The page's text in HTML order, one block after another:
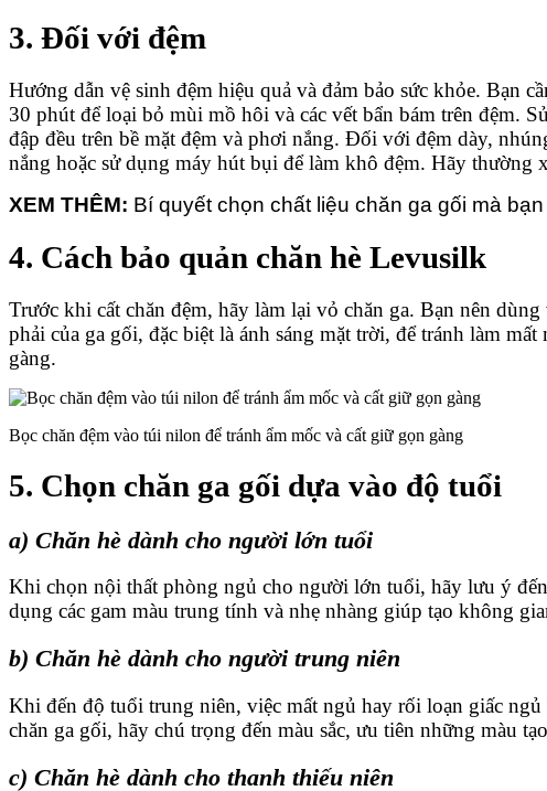
3. Đối với đệm
Hướng dẫn vệ sinh đệm hiệu quả và đảm bảo sức khỏe. Bạn
30 phút để loại bỏ mùi mồ hôi và các vết bẩn bám trên đệm.
đập đều trên bề mặt đệm và phơi nắng. Đối với đệm dày,
nắng hoặc sử dụng máy hút bụi để làm khô đệm. Hãy thường
XEM THÊM: Bí quyết chọn chất liệu chăn ga gối mà
4. Cách bảo quản chăn hè Levusilk
Trước khi cất chăn đệm, hãy làm lại vỏ chăn ga. Bạn nên
phải của ga gối, đặc biệt là ánh sáng mặt trời, để tránh làm
gàng.
Bọc chăn đệm vào túi nilon để tránh ẩm mốc và cất giữ gọn gàng
5. Chọn chăn ga gối dựa vào độ tuổi
a) Chăn hè dành cho người lớn tuổi
Khi chọn nội thất phòng ngủ cho người lớn tuổi, hãy lưu ý
dụng các gam màu trung tính và nhẹ nhàng giúp tạo không
b) Chăn hè dành cho người trung niên
Khi đến độ tuổi trung niên, việc mất ngủ hay rối loạn giấc
chăn ga gối, hãy chú trọng đến màu sắc, ưu tiên những màu
c) Chăn hè dành cho thanh thiếu niên